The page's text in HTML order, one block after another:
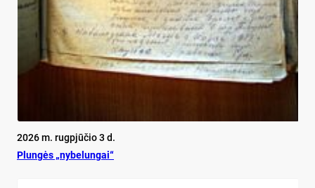
2026 m. rugpjūčio 3 d.
Plun­gės „ny­be­lun­gai“